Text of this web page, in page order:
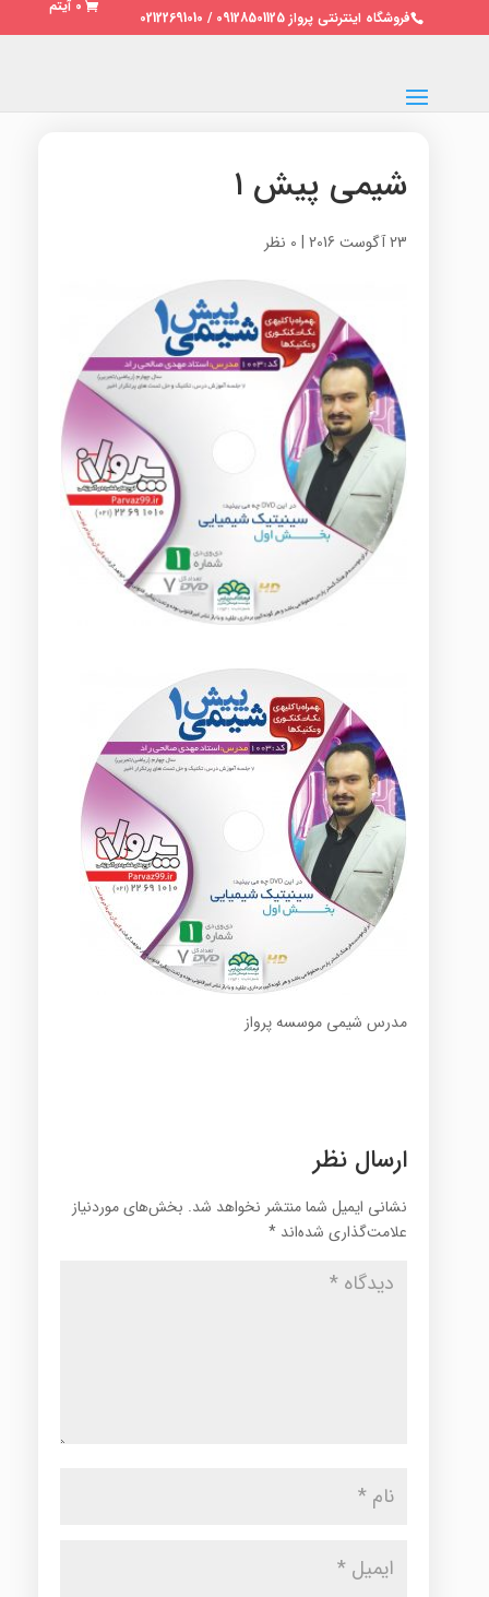
فروشگاه اینترنتی پرواز 09128501125 / 02122691010
0 آیتم
شیمی پیش ۱
23 آگوست 2016 | 0 نظر
مدرس شیمی موسسه پرواز
ارسال نظر
نشانی ایمیل شما منتشر نخواهد شد. بخش‌های موردنیاز
علامت‌گذاری شده‌اند *